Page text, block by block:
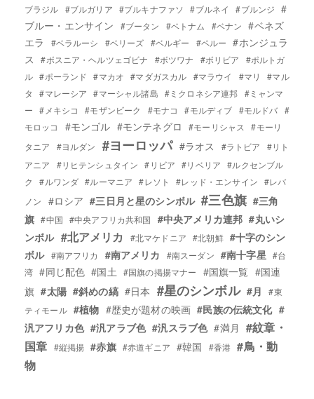
ブラジル #ブルガリア #ブルキナファソ #ブルネイ #ブルンジ
#
ブルー・エンサイン
#ブータン #ベトナム #ベナン
#ベネズ
エラ
#ベラルーシ #ベリーズ #ベルギー #ペルー
#ホンジュラ
ス
#ボスニア・ヘルツェゴビナ #ボツワナ #ボリビア
#ポルトガ
ル #ポーランド #マカオ #マダガスカル #マラウイ #マリ
#マル
タ
#マレーシア #マーシャル諸島 #ミクロネシア連邦 #ミャンマ
ー
#メキシコ #モザンビーク #モナコ #モルディブ #モルドバ #
モロッコ
#モンゴル #モンテネグロ #モーリシャス
#モーリ
タニア
#ヨルダン #ヨーロッパ #ラオス #ラトビア
#リト
アニア
#リヒテンシュタイン #リビア #リベリア
#ルクセンブル
ク
#ルワンダ #ルーマニア #レソト #レッド・エンサイン #レバ
ノン
#ロシア #三日月と星のシンボル #三色旗 #三角
旗 #中国 #中央アフリカ共和国 #中央アメリカ連邦 #丸いシ
ンボル #北アメリカ #北マケドニア #北朝鮮 #十字のシン
ボル #南アフリカ #南アメリカ #南スーダン #南十字星 #台
湾 #同じ配色 #国土 #国旗の掲揚マナー #国旗一覧 #国連
旗 #太陽 #斜めの縞 #日本 #星のシンボル #月
#東
ティモール #植物 #歴史が題材の映画 #民族の伝統文化 #
汎アフリカ色 #汎アラブ色 #汎スラブ色 #満月
#紋章・
国章 #縦掲揚 #赤旗 #赤道ギニア #韓国 #香港 #鳥・動
物